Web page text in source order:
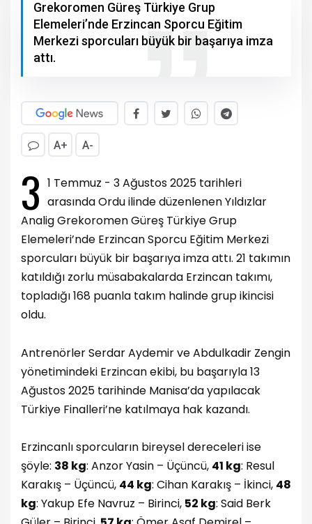
Grekoromen Güreş Türkiye Grup
Elemeleri’nde Erzincan Sporcu Eğitim
Merkezi sporcuları büyük bir başarıya imza
attı.
A+ A-
3 1 Temmuz - 3 Ağustos 2025 tarihleri
arasında Ordu ilinde düzenlenen Yıldızlar
Analig Grekoromen Güreş Türkiye Grup
Elemeleri’nde Erzincan Sporcu Eğitim Merkezi
sporcuları büyük bir başarıya imza attı. 21 takımın
katıldığı zorlu müsabakalarda Erzincan takımı,
topladığı 168 puanla takım halinde grup ikincisi
oldu.
Antrenörler Serdar Aydemir ve Abdulkadir Zengin
yönetimindeki Erzincan ekibi, bu başarıyla 13
Ağustos 2025 tarihinde Manisa’da yapılacak
Türkiye Finalleri’ne katılmaya hak kazandı.
Erzincanlı sporcuların bireysel dereceleri ise
şöyle: 38 kg: Anzor Yasin – Üçüncü, 41 kg: Resul
Karakış – Üçüncü, 44 kg: Cihan Karakış – İkinci, 48
kg: Yakup Efe Navruz – Birinci, 52 kg: Said Berk